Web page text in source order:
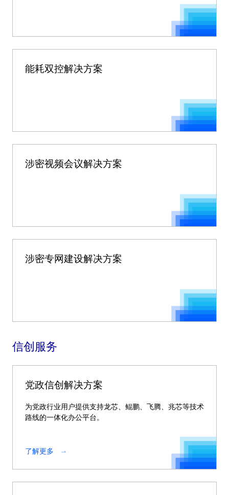
能耗双控解决方案
涉密视频会议解决方案
涉密专网建设解决方案
信创服务
党政信创解决方案
为党政行业用户提供支持龙芯、鲲鹏、飞腾、兆芯等技术
路线的一体化办公平台。
了解更多